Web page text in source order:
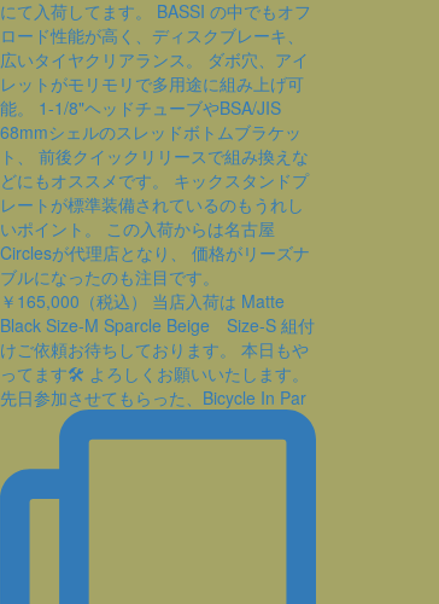
先日参加させてもらった、Bicycle In Par